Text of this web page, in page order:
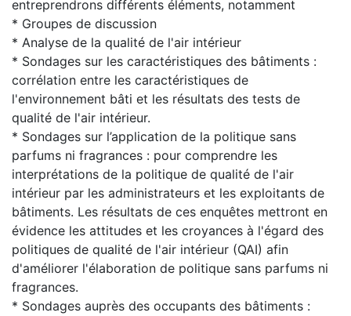
entreprendrons différents éléments, notamment
* Groupes de discussion
* Analyse de la qualité de l'air intérieur
* Sondages sur les caractéristiques des bâtiments :
corrélation entre les caractéristiques de
l'environnement bâti et les résultats des tests de
qualité de l'air intérieur.
* Sondages sur l’application de la politique sans
parfums ni fragrances : pour comprendre les
interprétations de la politique de qualité de l'air
intérieur par les administrateurs et les exploitants de
bâtiments. Les résultats de ces enquêtes mettront en
évidence les attitudes et les croyances à l'égard des
politiques de qualité de l'air intérieur (QAI) afin
d'améliorer l'élaboration de politique sans parfums ni
fragrances.
* Sondages auprès des occupants des bâtiments :